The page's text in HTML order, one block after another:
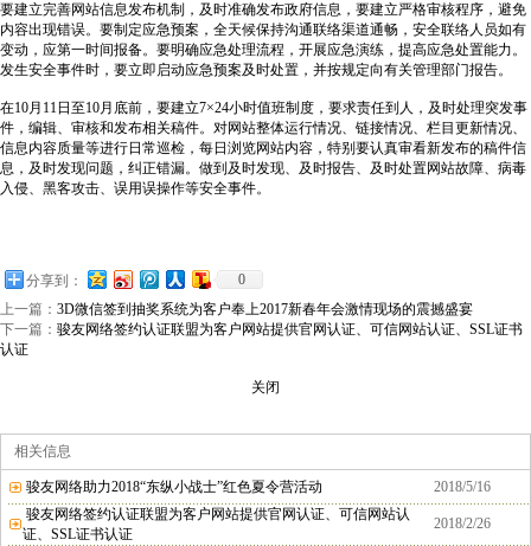
要建立完善网站信息发布机制，及时准确发布政府信息，要建立严格审核程序，避免
内容出现错误。要制定应急预案，全天候保持沟通联络渠道通畅，安全联络人员如有
变动，应第一时间报备。要明确应急处理流程，开展应急演练，提高应急处置能力。
发生安全事件时，要立即启动应急预案及时处置，并按规定向有关管理部门报告。
在10月11日至10月底前，要建立7×24小时值班制度，要求责任到人，及时处理突发事
件，编辑、审核和发布相关稿件。对网站整体运行情况、链接情况、栏目更新情况、
信息内容质量等进行日常巡检，每日浏览网站内容，特别要认真审看新发布的稿件信
息，及时发现问题，纠正错漏。做到及时发现、及时报告、及时处置网站故障、病毒
入侵、黑客攻击、误用误操作等安全事件。
分享到：
0
上一篇： 3D微信签到抽奖系统为客户奉上2017新春年会激情现场的震撼盛宴
下一篇： 骏友网络签约认证联盟为客户网站提供官网认证、可信网站认证、SSL证书
认证
关闭
相关信息
骏友网络助力2018“东纵小战士”红色夏令营活动
2018/5/16
骏友网络签约认证联盟为客户网站提供官网认证、可信网站认
证、SSL证书认证
2018/2/26